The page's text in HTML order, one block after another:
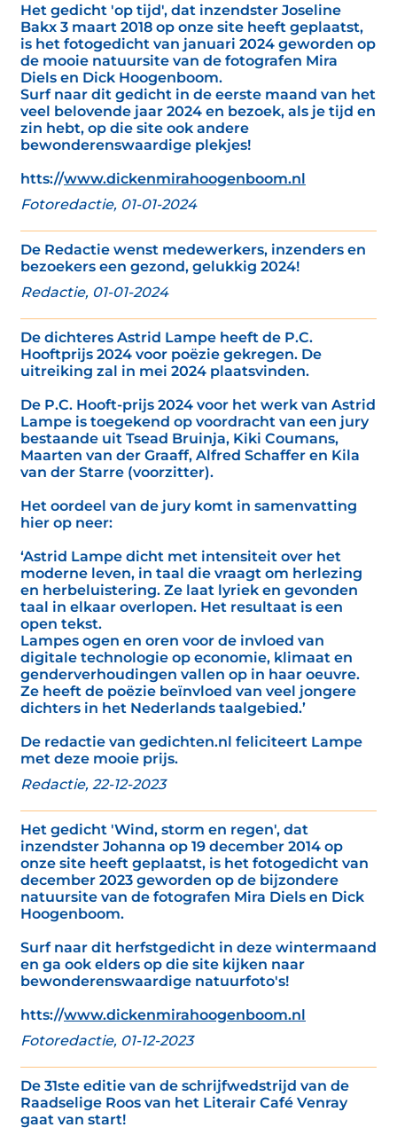
Het gedicht 'op tijd', dat inzendster Joseline
Bakx 3 maart 2018 op onze site heeft geplaatst,
is het fotogedicht van januari 2024 geworden op
de mooie natuursite van de fotografen Mira
Diels en Dick Hoogenboom.
Surf naar dit gedicht in de eerste maand van het
veel belovende jaar 2024 en bezoek, als je tijd en
zin hebt, op die site ook andere
bewonderenswaardige plekjes!
htts://www.dickenmirahoogenboom.nl
Fotoredactie, 01-01-2024
De Redactie wenst medewerkers, inzenders en
bezoekers een gezond, gelukkig 2024!
Redactie, 01-01-2024
De dichteres Astrid Lampe heeft de P.C.
Hooftprijs 2024 voor poëzie gekregen. De
uitreiking zal in mei 2024 plaatsvinden.
De P.C. Hooft-prijs 2024 voor het werk van Astrid
Lampe is toegekend op voordracht van een jury
bestaande uit Tsead Bruinja, Kiki Coumans,
Maarten van der Graaff, Alfred Schaffer en Kila
van der Starre (voorzitter).
Het oordeel van de jury komt in samenvatting
hier op neer:
‘Astrid Lampe dicht met intensiteit over het
moderne leven, in taal die vraagt om herlezing
en herbeluistering. Ze laat lyriek en gevonden
taal in elkaar overlopen. Het resultaat is een
open tekst.
Lampes ogen en oren voor de invloed van
digitale technologie op economie, klimaat en
genderverhoudingen vallen op in haar oeuvre.
Ze heeft de poëzie beïnvloed van veel jongere
dichters in het Nederlands taalgebied.’
De redactie van gedichten.nl feliciteert Lampe
met deze mooie prijs.
Redactie, 22-12-2023
Het gedicht 'Wind, storm en regen', dat
inzendster Johanna op 19 december 2014 op
onze site heeft geplaatst, is het fotogedicht van
december 2023 geworden op de bijzondere
natuursite van de fotografen Mira Diels en Dick
Hoogenboom.
Surf naar dit herfstgedicht in deze wintermaand
en ga ook elders op die site kijken naar
bewonderenswaardige natuurfoto's!
htts://www.dickenmirahoogenboom.nl
Fotoredactie, 01-12-2023
De 31ste editie van de schrijfwedstrijd van de
Raadselige Roos van het Literair Café Venray
gaat van start!